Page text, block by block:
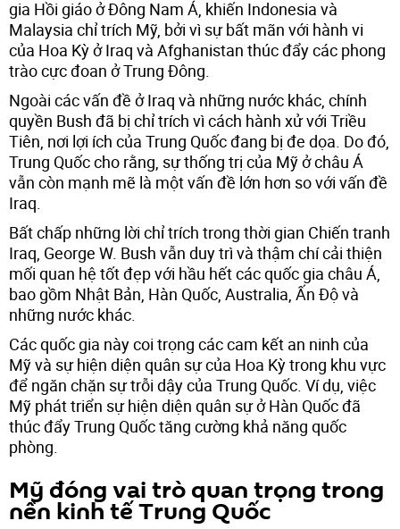
gia Hồi giáo ở Đông Nam Á, khiến Indonesia và
Malaysia chỉ trích Mỹ, bởi vì sự bất mãn với hành vi
của Hoa Kỳ ở Iraq và Afghanistan thúc đẩy các phong
trào cực đoan ở Trung Đông.
Ngoài các vấn đề ở Iraq và những nước khác, chính
quyền Bush đã bị chỉ trích vì cách hành xử với Triều
Tiên, nơi lợi ích của Trung Quốc đang bị đe dọa. Do đó,
Trung Quốc cho rằng, sự thống trị của Mỹ ở châu Á
vẫn còn mạnh mẽ là một vấn đề lớn hơn so với vấn đề
Iraq.
Bất chấp những lời chỉ trích trong thời gian Chiến tranh
Iraq, George W. Bush vẫn duy trì và thậm chí cải thiện
mối quan hệ tốt đẹp với hầu hết các quốc gia châu Á,
bao gồm Nhật Bản, Hàn Quốc, Australia, Ấn Độ và
những nước khác.
Các quốc gia này coi trọng các cam kết an ninh của
Mỹ và sự hiện diện quân sự của Hoa Kỳ trong khu vực
để ngăn chặn sự trỗi dậy của Trung Quốc. Ví dụ, việc
Mỹ phát triển sự hiện diện quân sự ở Hàn Quốc đã
thúc đẩy Trung Quốc tăng cường khả năng quốc
phòng.
Mỹ đóng vai trò quan trọng trong
nền kinh tế Trung Quốc